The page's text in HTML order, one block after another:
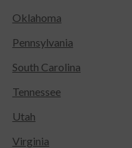
Oklahoma
Pennsylvania
South Carolina
Tennessee
Utah
Virginia